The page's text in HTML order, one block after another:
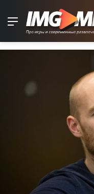
Menu